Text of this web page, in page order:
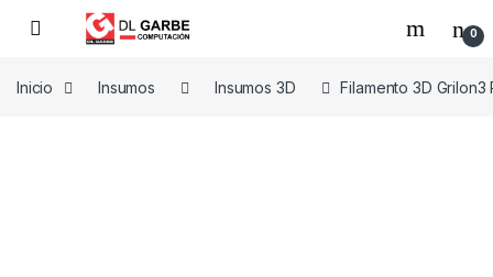
0
Inicio Insumos Insumos 3D Filamento 3D Grilon3